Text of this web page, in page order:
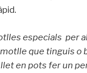
especials per
que tinguis o
llet en pots fer un